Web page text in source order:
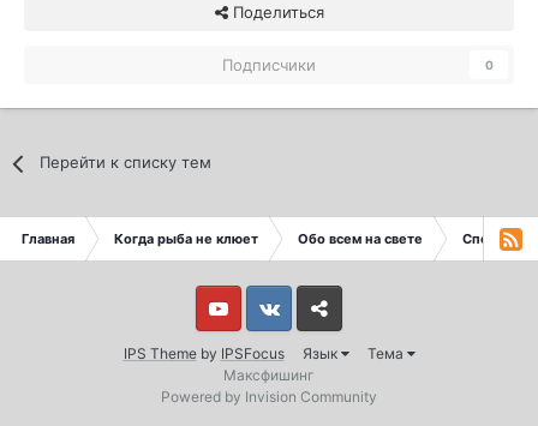
Поделиться
Подписчики 0
Перейти к списку тем
Главная Когда рыба не клюет Обо всем на свете Спорт
IPS Themeby IPSFocus Язык Тема
Youtube VkontakteYandex
Максфишинг
Powered by Invision Community